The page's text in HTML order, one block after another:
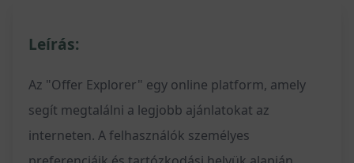
Leírás:
Az "Offer Explorer" egy online platform, amely
segít megtalálni a legjobb ajánlatokat az
interneten. A felhasználók személyes